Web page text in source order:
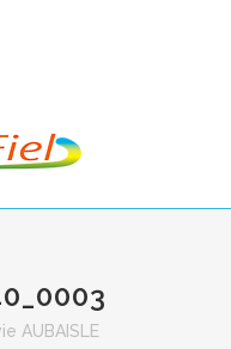
AUBAISLE